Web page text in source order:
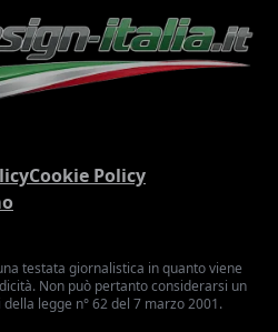
Cookie Policy
testata giornalistica in quanto viene
Non può pertanto considerarsi un
legge n° 62 del 7 marzo 2001.